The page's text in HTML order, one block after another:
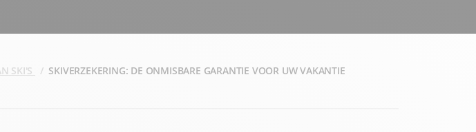
SKI'S SKIVERZEKERING: DE ONMISBARE GARANTIE VOOR UW VAKANTIE